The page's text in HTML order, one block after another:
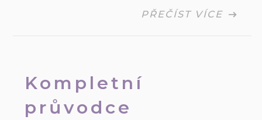
PŘEČÍST VÍCE
Kompletní
průvodce